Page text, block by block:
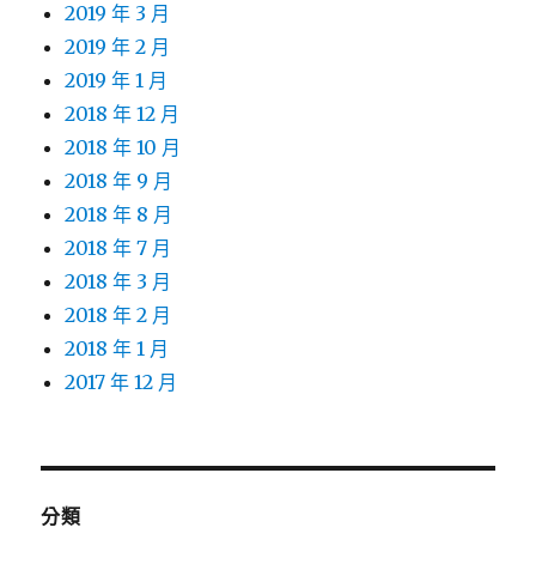
2019 年 3 月
2019 年 2 月
2019 年 1 月
2018 年 12 月
2018 年 10 月
2018 年 9 月
2018 年 8 月
2018 年 7 月
2018 年 3 月
2018 年 2 月
2018 年 1 月
2017 年 12 月
分類